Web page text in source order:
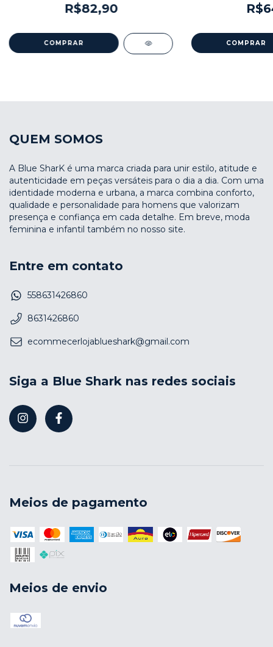
R$82,90
COMPRAR COMPRAR
QUEM SOMOS
A Blue SharK é uma marca criada para unir estilo, atitude e
autenticidade em peças versáteis para o dia a dia. Com uma
identidade moderna e urbana, a marca combina conforto,
qualidade e personalidade para homens que valorizam
presença e confiança em cada detalhe. Em breve, moda
feminina e infantil também no nosso site.
Entre em contato
558631426860
8631426860
ecommecerlojablueshark@gmail.com
Siga a Blue Shark nas redes sociais
Meios de pagamento
Meios de envio